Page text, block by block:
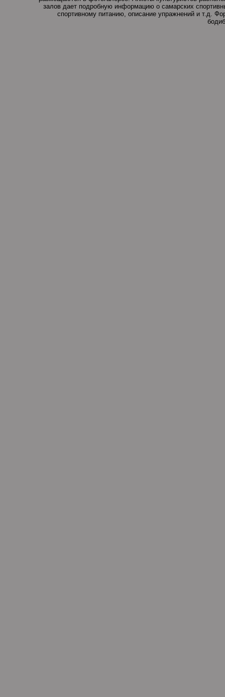
залов дает подробную информацию о самарских
спортивному питанию, описание упражнений и т.д.